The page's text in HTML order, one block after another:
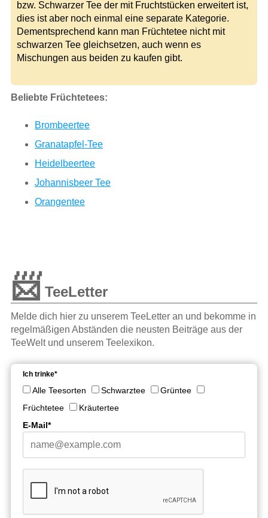
bzw. Schwarzer Tee der mit Fruchtstücken erweitert ist,
dies ist aber noch einmal eine separate Kategorie.
Dementsprechend kann man Früchtetee nicht mit
schwarzen Tee gleichsetzen, auch wenn es
Mischungen aus beiden zu kaufen gibt.
Beliebte Früchtetees:
Brombeertee
Granatapfel-Tee
Heidelbeertee
Johannisbeer Tee
Orangentee
📨 TeeLetter
Melde dich hier zu unserem TeeLetter an und bekomme in
regelmäßigen Abständen die neusten Beiträge aus der
TeeWelt und unserem Teelexikon.
Ich trinke*
Alle Teesorten Schwarztee
Grüntee
Früchtetee
Kräutertee
E-Mail*